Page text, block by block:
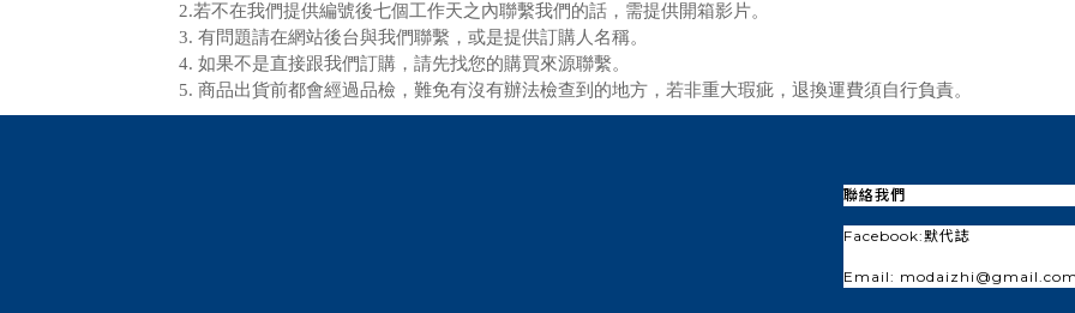
2.若不在我們提供編號後七個工作天之內聯繫我們的話，需提供開箱影片。
3. 有問題請在網站後台與我們聯繫，或是提供訂購人名稱。
4. 如果不是直接跟我們訂購，請先找您的購買來源聯繫。
5. 商品出貨前都會經過品檢，難免有沒有辦法檢查到的地方，若非重大瑕疵，退換運費須自行負責。
聯絡我們
Facebook:默代誌
Email: